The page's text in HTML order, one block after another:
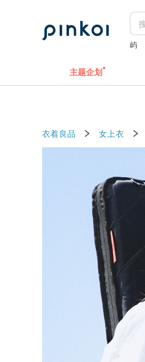
屿
主题企划
衣着良品 女上衣